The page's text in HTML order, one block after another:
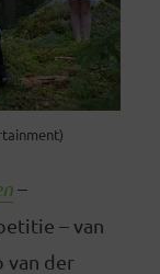
–
– van
van der